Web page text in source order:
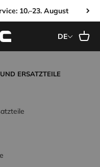
10.–23. August
DE
ERSATZTEILE